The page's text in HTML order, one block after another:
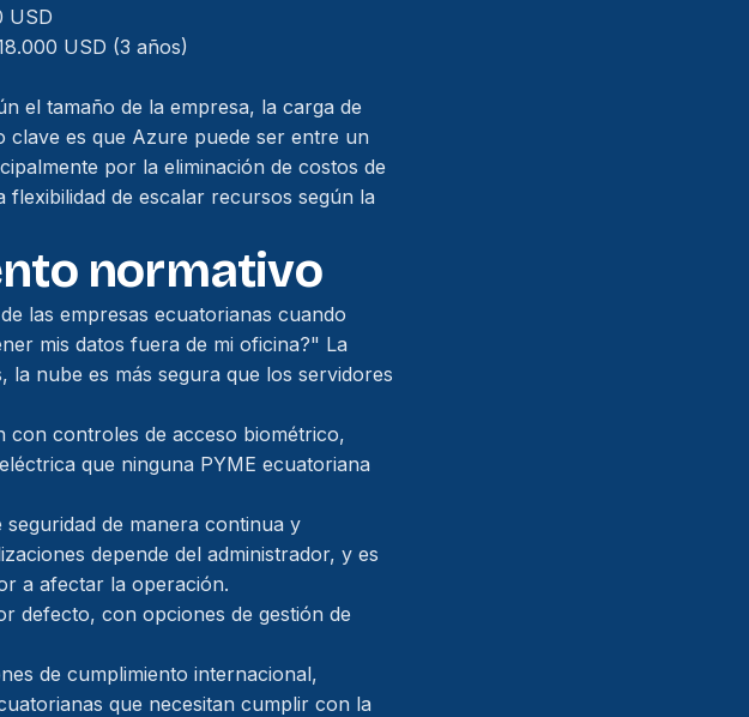
USD
USD (3 años)
el tamaño de la empresa, la carga de
clave es que Azure puede ser entre un
por la eliminación de costos de
de escalar recursos según la
normativo
las empresas ecuatorianas cuando
mis datos fuera de mi oficina?" La
nube es más segura que los servidores
con controles de acceso biométrico,
que ninguna PYME ecuatoriana
de manera continua y
depende del administrador, y es
a afectar la operación.
defecto, con opciones de gestión de
de cumplimiento internacional,
que necesitan cumplir con la